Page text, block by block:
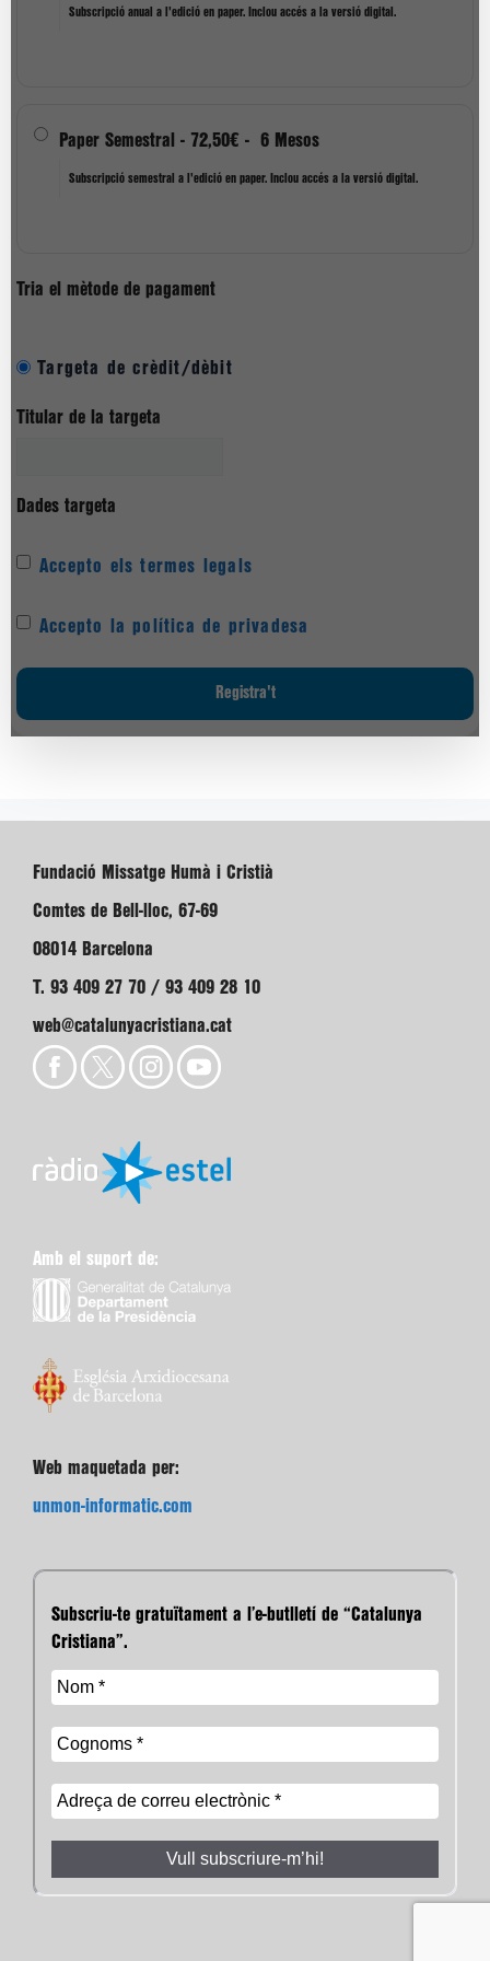
Subscripció anual a l'edició en paper. Inclou accés a la versió digital.
Paper Semestral - 72,50€ - 6 Mesos
Subscripció semestral a l'edició en paper. Inclou accés a la versió digital.
Tria el mètode de pagament
Targeta de crèdit/dèbit
Titular de la targeta
Dades targeta
Accepto els termes legals
Accepto la política de privadesa
Fundació Missatge Humà i Cristià
Comtes de Bell-lloc, 67-69
08014 Barcelona
T. 93 409 27 70 / 93 409 28 10
web@catalunyacristiana.cat
Amb el suport de:
Web maquetada per:
unmon-informatic.com
Subscriu-te gratuïtament a l’e-butlletí de “Catalunya
Cristiana”.